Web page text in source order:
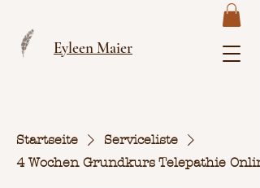
Eyleen Maier
Startseite
Serviceliste
4 Wochen Grundkurs Telepathie